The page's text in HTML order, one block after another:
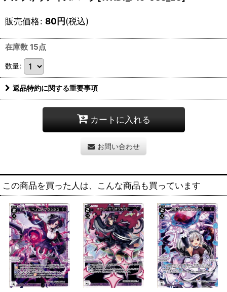
販売価格: 80円(税込)
在庫数 15点
数量:
返品特約に関する重要事項
カートに入れる
お問い合わせ
この商品を買った人は、こんな商品も買っています